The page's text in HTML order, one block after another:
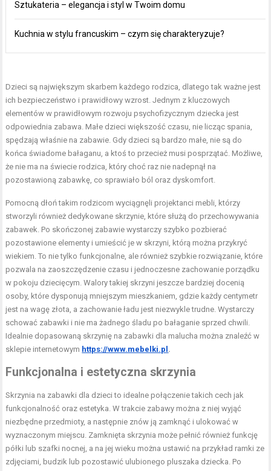
Sztukateria – elegancja i styl w Twoim domu
Kuchnia w stylu francuskim – czym się charakteryzuje?
Dzieci są największym skarbem każdego rodzica, dlatego tak ważne jest
ich bezpieczeństwo i prawidłowy wzrost. Jednym z kluczowych
elementów w prawidłowym rozwoju psychofizycznym dziecka jest
odpowiednia zabawa. Małe dzieci większość czasu, nie licząc spania,
spędzają właśnie na zabawie. Gdy dzieci są bardzo małe, nie są do
końca świadome bałaganu, a ktoś to przecież musi posprzątać. Możliwe,
że nie ma na świecie rodzica, który choć raz nie nadepnął na
pozostawioną zabawkę, co sprawiało ból oraz dyskomfort.
Pomocną dłoń takim rodzicom wyciągnęli projektanci mebli, którzy
stworzyli również dedykowane skrzynie, które służą do przechowywania
zabawek. Po skończonej zabawie wystarczy szybko pozbierać
pozostawione elementy i umieścić je w skrzyni, którą można przykryć
wiekiem. To nie tylko funkcjonalne, ale również szybkie rozwiązanie, które
pozwala na zaoszczędzenie czasu i jednoczesne zachowanie porządku
w pokoju dziecięcym. Walory takiej skrzyni jeszcze bardziej docenią
osoby, które dysponują mniejszym mieszkaniem, gdzie każdy centymetr
jest na wagę złota, a zachowanie ładu jest niezwykle trudne. Wystarczy
schować zabawki i nie ma żadnego śladu po bałaganie sprzed chwili.
Idealnie dopasowaną skrzynię na zabawki dla malucha można znaleźć w
sklepie internetowym https://www.mebelki.pl .
Funkcjonalna i estetyczna skrzynia
Skrzynia na zabawki dla dzieci to idealne połączenie takich cech jak
funkcjonalność oraz estetyka. W trakcie zabawy można z niej wyjąć
niezbędne przedmioty, a następnie znów ją zamknąć i ulokować w
wyznaczonym miejscu. Zamknięta skrzynia może pełnić również funkcję
półki lub szafki nocnej, a na jej wieku można ustawić na przykład ramki ze
zdjęciami, budzik lub pozostawić ulubionego pluszaka dziecka. Po